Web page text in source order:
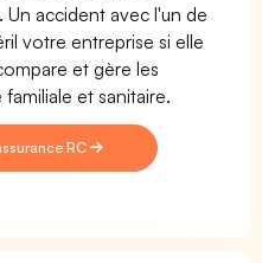
Un accident avec l'un de
votre entreprise si elle
et gère les
familiale et sanitaire.
RC